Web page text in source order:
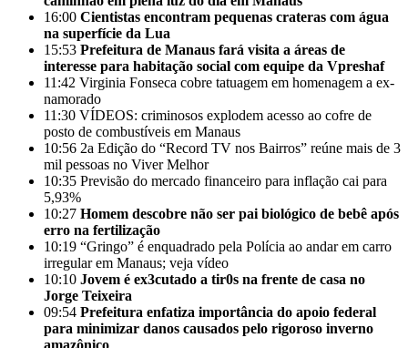
16:00 Cientistas encontram pequenas crateras com água
na superfície da Lua
15:53 Prefeitura de Manaus fará visita a áreas de
interesse para habitação social com equipe da Vpreshaf
11:42 Virginia Fonseca cobre tatuagem em homenagem a ex-
namorado
11:30 VÍDEOS: criminosos explodem acesso ao cofre de
posto de combustíveis em Manaus
10:56 2a Edição do “Record TV nos Bairros” reúne mais de 3
mil pessoas no Viver Melhor
10:35 Previsão do mercado financeiro para inflação cai para
5,93%
10:27 Homem descobre não ser pai biológico de bebê após
erro na fertilização
10:19 “Gringo” é enquadrado pela Polícia ao andar em carro
irregular em Manaus; veja vídeo
10:10 Jovem é ex3cutado a tir0s na frente de casa no
Jorge Teixeira
09:54 Prefeitura enfatiza importância do apoio federal
para minimizar danos causados pelo rigoroso inverno
amazônico